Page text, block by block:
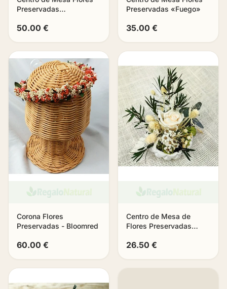
Preservadas
50.00 €
Preservadas «Fuego»
35.00 €
Corona Flores
Preservadas - Bloomred
60.00 €
Centro de Mesa de
Flores Preservadas
26.50 €